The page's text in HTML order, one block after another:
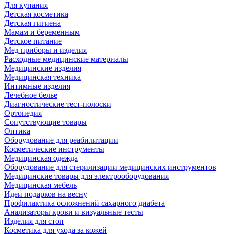
Для купания
Детская косметика
Детская гигиена
Мамам и беременным
Детское питание
Мед приборы и изделия
Расходные медицинские материалы
Медицинские изделия
Медицинская техника
Интимные изделия
Лечебное белье
Диагностические тест-полоски
Ортопедия
Сопутствующие товары
Оптика
Оборудование для реабилитации
Косметические инструменты
Медицинская одежда
Оборудование для стерилизации медицинских инструментов
Медицинские товары для электрооборудования
Медицинская мебель
Идеи подарков на весну
Профилактика осложнений сахарного диабета
Анализаторы крови и визуальные тесты
Изделия для стоп
Косметика для ухода за кожей